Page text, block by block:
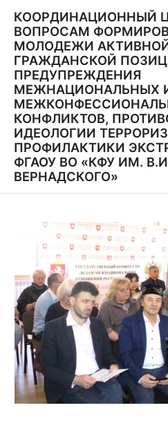
содержимому
КООРДИНАЦИОННЫЙ
ВОПРОСАМ
МОЛОДЕЖИ
ГРАЖДАНСКОЙ
ПРЕДУПРЕЖДЕНИЯ
МЕЖНАЦИОНАЛЬНЫХ
КОНФЛИКТОВ,
ИДЕОЛОГИИ
ПРОФИЛАКТИКИ
ФГАОУ ВО «КФУ ИМ.
ВЕРНАДСКОГО»